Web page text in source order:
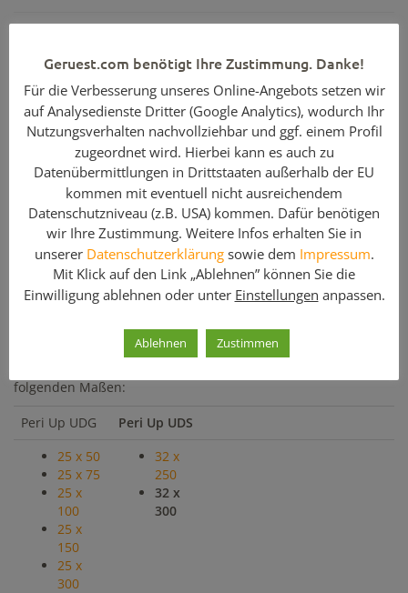
BelagtafelnfürPERIGerüste in gebrauchtem Zustand. Diese
Gerüstbeläge gibt es in unterschiedlichen Längen ab 0,50 m.
Sie finden auf geruest.com auch noch andere Gerüstteile für
das PERI UP Gerüstsystem in verschiedenen Ausführungen.
Hinweis: Geben Sie bei Ihrer Anfrage bitte
die benötigteStückzahlan!
Enthaltene Komponenten
Menge
Artikelbezeichnung
1
Belagtafel Stahl UDS 32 x 300 - Peri Up
folgenden Maßen:
Peri Up UDG
Peri Up UDS
25 x 50
25 x 75
25 x
100
25 x
150
25 x
300
32 x
250
32 x
300
Geruest.com benötigt Ihre Zustimmung. Danke!
Für die Verbesserung unseres Online-Angebots setzen wir
auf Analysedienste Dritter (Google Analytics), wodurch Ihr
Nutzungsverhalten nachvollziehbar und ggf. einem Profil
zugeordnet wird. Hierbei kann es auch zu
Datenübermittlungen in Drittstaaten außerhalb der EU
kommen mit eventuell nicht ausreichendem
Datenschutzniveau (z.B. USA) kommen. Dafür benötigen
wir Ihre Zustimmung. Weitere Infos erhalten Sie in
unserer Datenschutzerklärungsowie dem Impressum.
Mit Klick auf den Link „Ablehnen” können Sie die
Einwilligung ablehnen oder unter Einstellungen anpassen.
Ablehnen Zustimmen